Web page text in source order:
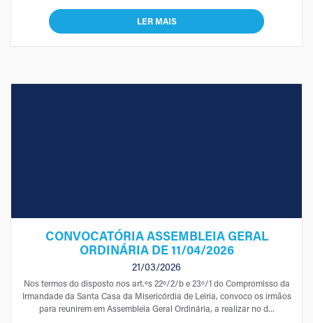
LER MAIS
CONVOCATÓRIA ASSEMBLEIA GERAL
ORDINÁRIA DE 11/04/2026
21/03/2026
Nos termos do disposto nos art.ºs 22º/2/b e 23º/1 do Compromisso da
Irmandade da Santa Casa da Misericórdia de Leiria, convoco os irmãos
para reunirem em Assembleia Geral Ordinária, a realizar no d...